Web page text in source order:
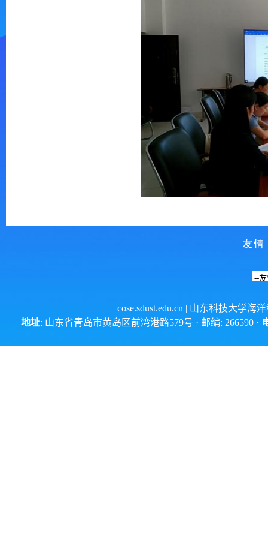
cose.sdust.edu.cn | 山东科技大学海
地址: 山东省青岛市黄岛区前湾港路579号 · 邮编: 266590 ·